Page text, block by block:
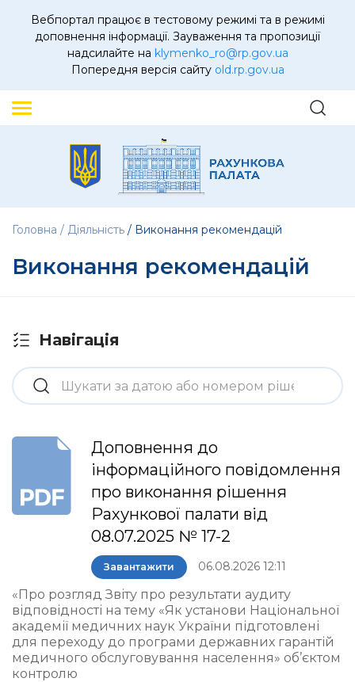
Вебпортал працює в тестовому режимі та в режимі
доповнення інформації. Зауваження та пропозиції
надсилайте на klymenko_ro@rp.gov.ua
Попередня версія сайту old.rp.gov.ua
Головна Діяльність Виконання рекомендацій
Виконання рекомендацій
Навігація
Доповнення до
інформаційного повідомлення
про виконання рішення
Рахункової палати від
08.07.2025 № 17-2
Завантажити 06.08.2026 12:11
«Про розгляд Звіту про результати аудиту
відповідності на тему «Як установи Національної
академії медичних наук України підготовлені
для переходу до програми державних гарантій
медичного обслуговування населення» об’єктом
контролю